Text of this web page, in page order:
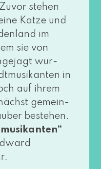
ste­hen
Katze und
im
sie von
wur­
in
auf ihrem
gemein­
bestehen.